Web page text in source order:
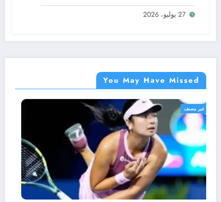
27 يوليو، 2026
You May Have Missed
غير مصنف